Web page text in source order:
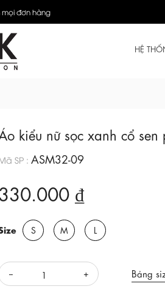
đơn hàng
HỆ
kiểu nữ sọc xanh cổ sen
SP : ASM32-09
₫
S M L
Bảng